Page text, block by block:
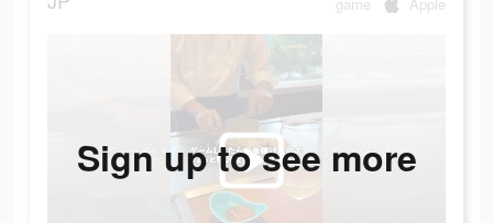
Sign up to see more